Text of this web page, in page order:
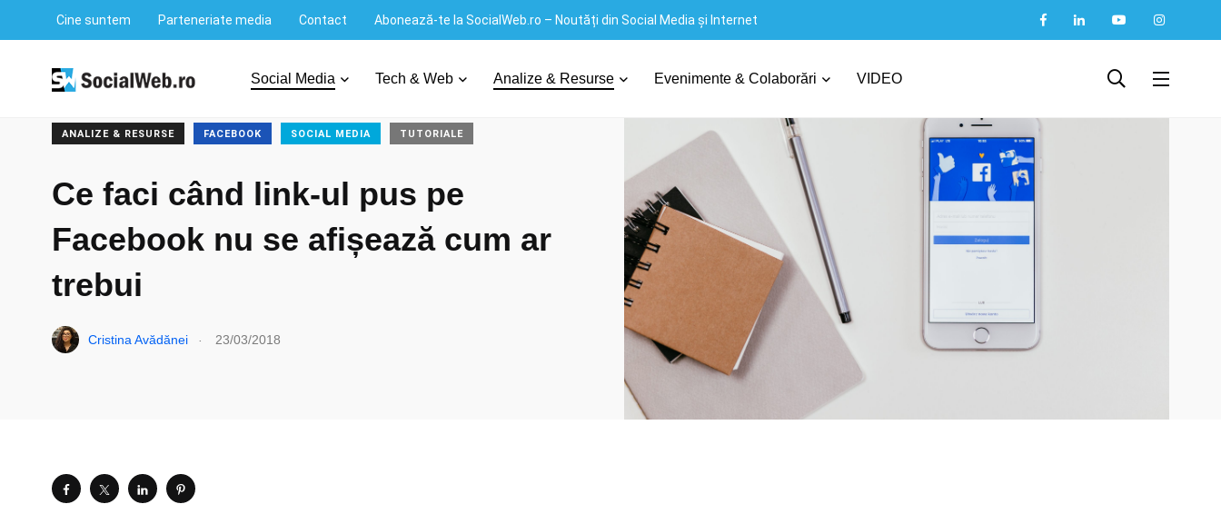
Cine suntem Parteneriate media Contact Abonează-te la SocialWeb.ro – Noutăți din Social Media și Internet
Social Media Tech & Web Analize & Resurse Evenimente & Colaborări VIDEO
SocialWeb.ro Social Media / Facebook / Ce faci când link-ul pus pe Facebook nu se afișează cum ar trebui
ANALIZE & RESURSE FACEBOOK SOCIAL MEDIA TUTORIALE
Ce faci când link-ul pus pe
Facebook nu se afișează cum ar
trebui
Cristina Avădănei 23/03/2018